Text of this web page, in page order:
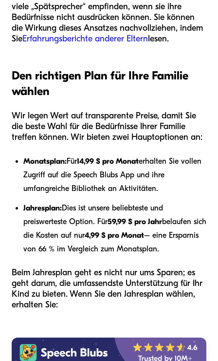
viele „Spätsprecher“ empfinden, wenn sie ihre
Bedürfnisse nicht ausdrücken können. Sie können
die Wirkung dieses Ansatzes nachvollziehen, indem
SieErfahrungsberichte anderer Elternlesen.
Den richtigen Plan für Ihre Familie
wählen
Wir legen Wert auf transparente Preise, damit Sie
die beste Wahl für die Bedürfnisse Ihrer Familie
treffen können. Wir bieten zwei Hauptoptionen an:
Monatsplan:Für14,99 $ pro Monaterhalten Sie vollen
Zugriff auf die Speech Blubs App und ihre
umfangreiche Bibliothek an Aktivitäten.
Jahresplan:Dies ist unsere beliebteste und
preiswerteste Option. Für59,99 $ pro Jahrbelaufen sich
die Kosten auf nur4,99 $ pro Monat– eine Ersparnis
von 66 % im Vergleich zum Monatsplan.
Beim Jahresplan geht es nicht nur ums Sparen; es
geht darum, die umfassendste Unterstützung für Ihr
Kind zu bieten. Wenn Sie den Jahresplan wählen,
erhalten Sie: